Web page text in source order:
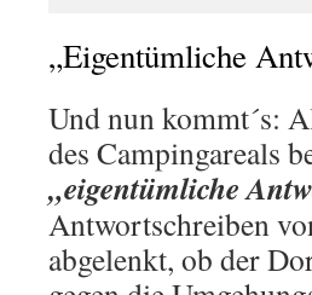
„Eigentümliche
Und nun kommt´s:
des Campingareals
„eigentümliche
Antwortschreiben
abgelenkt, ob der